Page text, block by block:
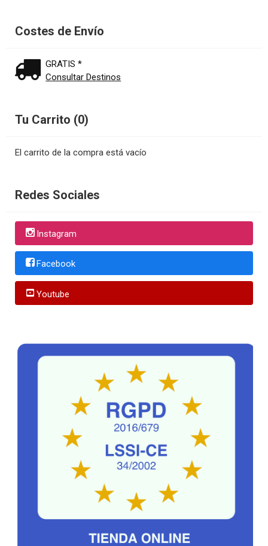
Costes de Envío
GRATIS *
Consultar Destinos
Tu Carrito (0)
El carrito de la compra está vacío
Redes Sociales
Instagram
Facebook
Youtube